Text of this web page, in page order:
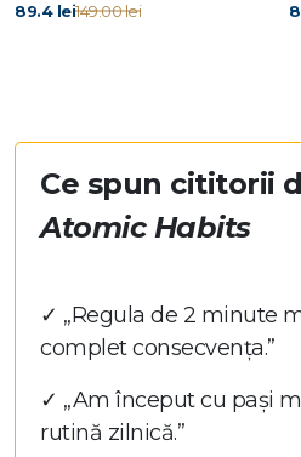
89.4 lei149.00 lei
Ce spun cititorii
Atomic Habits
✓ „Regula de 2 minute
complet consecvența.”
✓ „Am început cu pași
rutină zilnică.”